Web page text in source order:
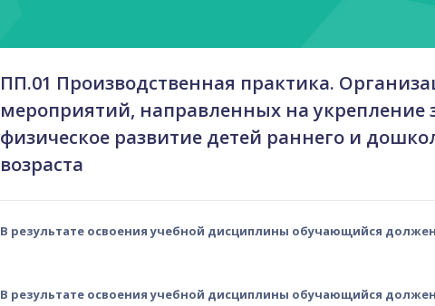
ПП.01 Производственная практика.
мероприятий, направленных на укрепление
физическое развитие детей раннего и
возраста
В результате освоения учебной дисциплины обучающийся
В результате освоения учебной дисциплины обучающийся